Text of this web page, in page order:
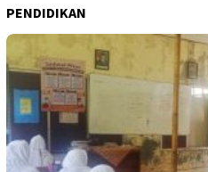
PENDIDIKAN